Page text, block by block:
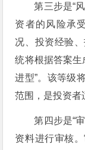
第三步是“
资者的风险承
况、投资经验
统将根据答案生
进型”。该等级
范围，是投资者
第四步是“
资料进行审核